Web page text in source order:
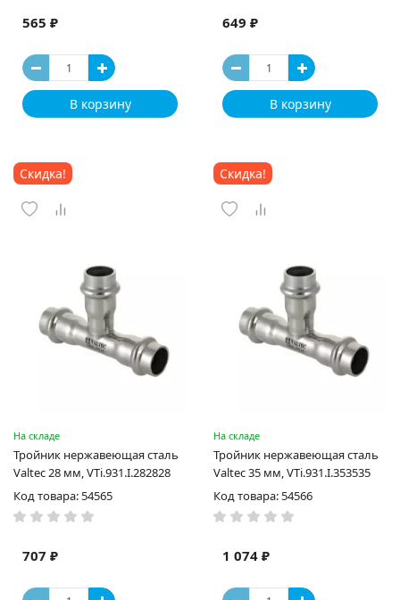
565 ₽
В корзину
649 ₽
В корзину
Скидка!
На складе
Тройник нержавеющая сталь
Valtec 28 мм, VTi.931.I.282828
Код товара: 54565
707 ₽
Скидка!
На складе
Тройник нержавеющая сталь
Valtec 35 мм, VTi.931.I.353535
Код товара: 54566
1 074 ₽